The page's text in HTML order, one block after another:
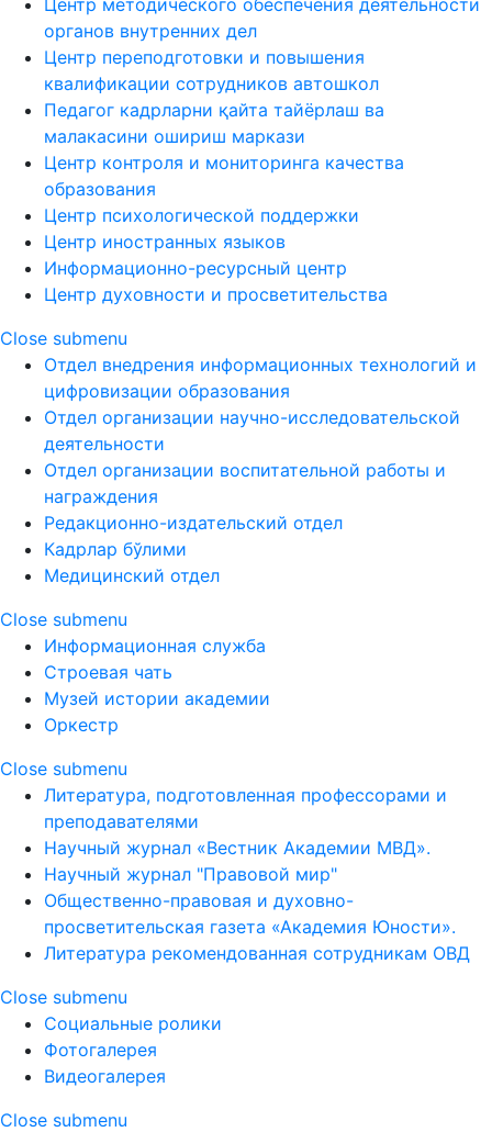
Центр методического обеспечения деятельности
органов внутренних дел
Центр переподготовки и повышения
квалификации сотрудников автошкол
Педагог кадрларни қайта тайёрлаш ва
малакасини ошириш маркази
Центр контроля и мониторинга качества
образования
Центр психологической поддержки
Центр иностранных языков
Информационно-ресурсный центр
Центр духовности и просветительства
Close submenu
Отдел внедрения информационных технологий и
цифровизации образования
Отдел организации научно-исследовательской
деятельности
Отдел организации воспитательной работы и
награждения
Редакционно-издательский отдел
Кадрлар бўлими
Медицинский отдел
Close submenu
Информационная служба
Строевая чать
Музей истории академии
Оркестр
Close submenu
Литература, подготовленная профессорами и
преподавателями
Научный журнал «Вестник Академии МВД».
Научный журнал "Правовой мир"
Общественно-правовая и духовно-
просветительская газета «Академия Юности».
Литература рекомендованная сотрудникам ОВД
Close submenu
Социальные ролики
Фотогалерея
Видеогалерея
Close submenu